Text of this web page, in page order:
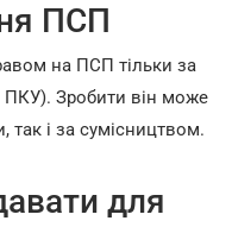
ПСП
на ПСП тільки за
ПКУ). Зробити він може
і за сумісництвом.
для